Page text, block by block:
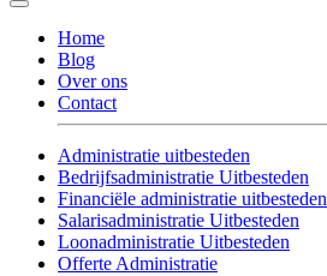
Home
Blog
Over ons
Contact
Administratie uitbesteden
Bedrijfsadministratie Uitbesteden
Financiële administratie uitbesteden
Salarisadministratie Uitbesteden
Loonadministratie Uitbesteden
Offerte Administratie